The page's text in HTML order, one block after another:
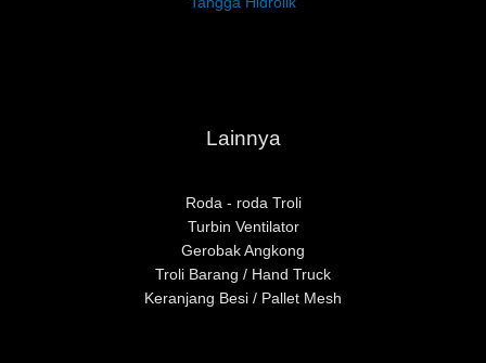
Lainnya
Roda - roda Troli
Turbin Ventilator
Gerobak Angkong
Troli Barang / Hand Truck
Keranjang Besi / Pallet Mesh